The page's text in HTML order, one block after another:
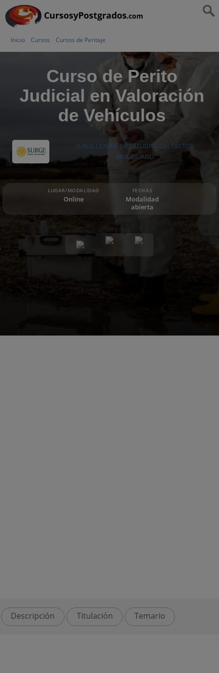
CursosyPostgrados.com
Inicio Cursos Cursos de Peritaje
Curso de Perito
Judicial en Valoración
de Vehículos
SURGE CENTRO DE ESTUDIOS DEL SECTOR
INMOBILIARIO
LUGAR/MODALIDAD
Online
FECHAS
Modalidad
abierta
Descripción Titulación Temario